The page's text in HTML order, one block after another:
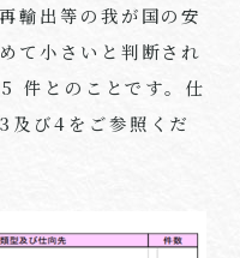
輸出等の我が国の安
て小さいと判断され
件とのことです。仕
3 及び4 をご参照くだ